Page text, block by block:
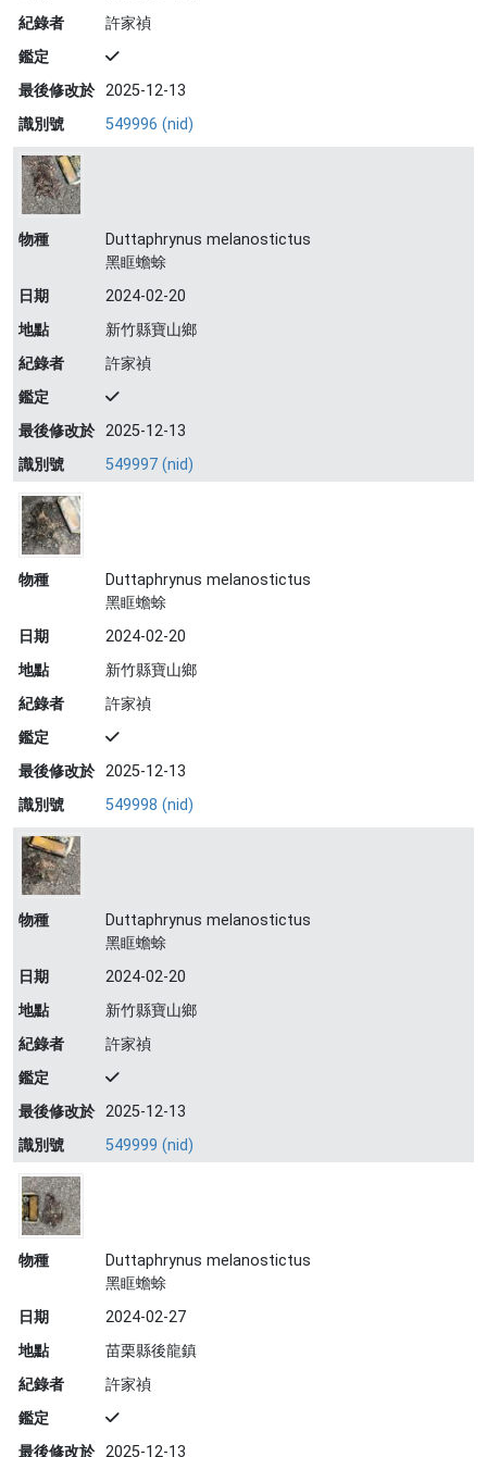
紀錄者
許家禎
鑑定
最後修改於 2025-12-13
識別號
549996 (nid)
物種
Duttaphrynus melanostictus
黑眶蟾蜍
日期
2024-02-20
地點
新竹縣寶山鄉
紀錄者
許家禎
鑑定
最後修改於 2025-12-13
識別號
549997 (nid)
物種
Duttaphrynus melanostictus
黑眶蟾蜍
日期
2024-02-20
地點
新竹縣寶山鄉
紀錄者
許家禎
鑑定
最後修改於 2025-12-13
識別號
549998 (nid)
物種
Duttaphrynus melanostictus
黑眶蟾蜍
日期
2024-02-20
地點
新竹縣寶山鄉
紀錄者
許家禎
鑑定
最後修改於 2025-12-13
識別號
549999 (nid)
物種
Duttaphrynus melanostictus
黑眶蟾蜍
日期
2024-02-27
地點
苗栗縣後龍鎮
紀錄者
許家禎
鑑定
最後修改於 2025-12-13